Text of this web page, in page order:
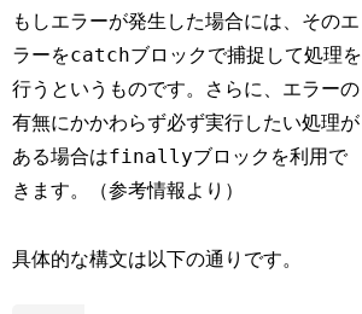
もしエラーが発生した場合には、そのエ
ラーをcatchブロックで捕捉して処理を
行うというものです。さらに、エラーの
有無にかかわらず必ず実行したい処理が
ある場合はfinallyブロックを利用で
きます。（参考情報より）
具体的な構文は以下の通りです。